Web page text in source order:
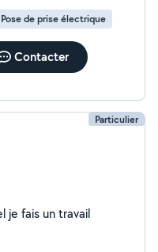
Pose de prise électrique
Contacter
Particulier
je fais un travail